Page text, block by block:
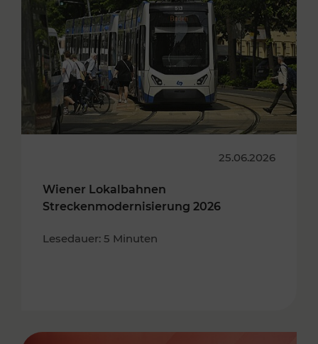
25.06.2026
Wiener Lokalbahnen
Streckenmodernisierung 2026
Lesedauer: 5 Minuten